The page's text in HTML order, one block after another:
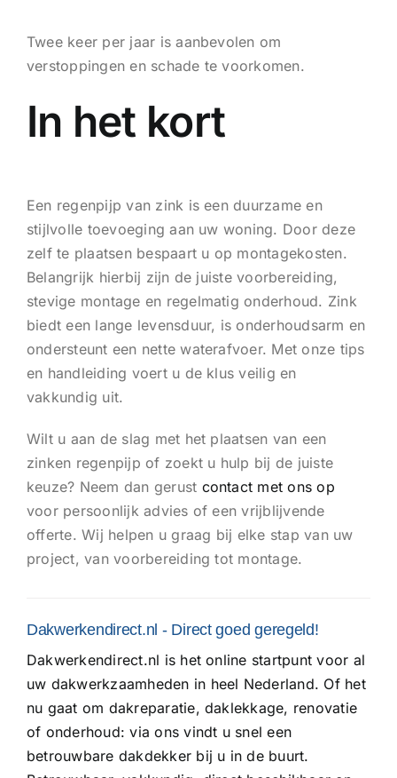
Twee keer per jaar is aanbevolen om
verstoppingen en schade te voorkomen.
In het kort
Een regenpijp van zink is een duurzame en
stijlvolle toevoeging aan uw woning. Door deze
zelf te plaatsen bespaart u op montagekosten.
Belangrijk hierbij zijn de juiste voorbereiding,
stevige montage en regelmatig onderhoud. Zink
biedt een lange levensduur, is onderhoudsarm en
ondersteunt een nette waterafvoer. Met onze tips
en handleiding voert u de klus veilig en
vakkundig uit.
Wilt u aan de slag met het plaatsen van een
zinken regenpijp of zoekt u hulp bij de juiste
keuze? Neem dan gerust contact met ons op
voor persoonlijk advies of een vrijblijvende
offerte. Wij helpen u graag bij elke stap van uw
project, van voorbereiding tot montage.
Dakwerkendirect.nl - Direct goed geregeld!
Dakwerkendirect.nl is het online startpunt voor al
uw dakwerkzaamheden in heel Nederland. Of het
nu gaat om dakreparatie, daklekkage, renovatie
of onderhoud: via ons vindt u snel een
betrouwbare dakdekker bij u in de buurt.